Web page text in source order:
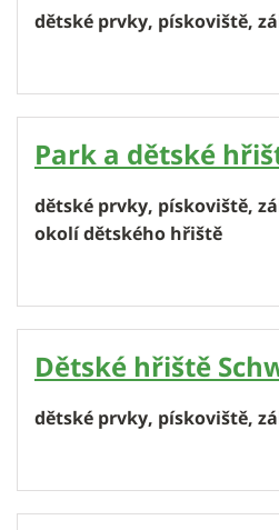
dětské prvky, pískoviště,
Park a dětské
dětské prvky, pískoviště,
okolí dětského hřiště
Dětské hřiště
dětské prvky, pískoviště,